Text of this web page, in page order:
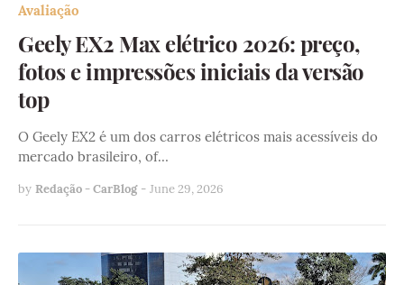
Avaliação
Geely EX2 Max elétrico 2026: preço,
fotos e impressões iniciais da versão
top
O Geely EX2 é um dos carros elétricos mais acessíveis do
mercado brasileiro, of…
by Redação - CarBlog - June 29, 2026